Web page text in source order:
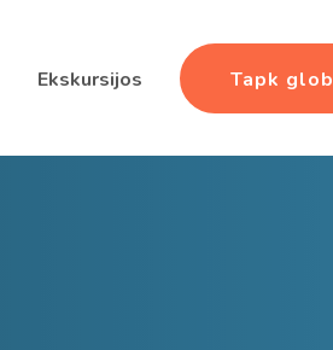
Ekskursijos Tapk